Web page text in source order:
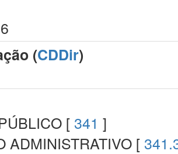
(CDDir)
[ 341 ]
ADMINISTRATIVO [